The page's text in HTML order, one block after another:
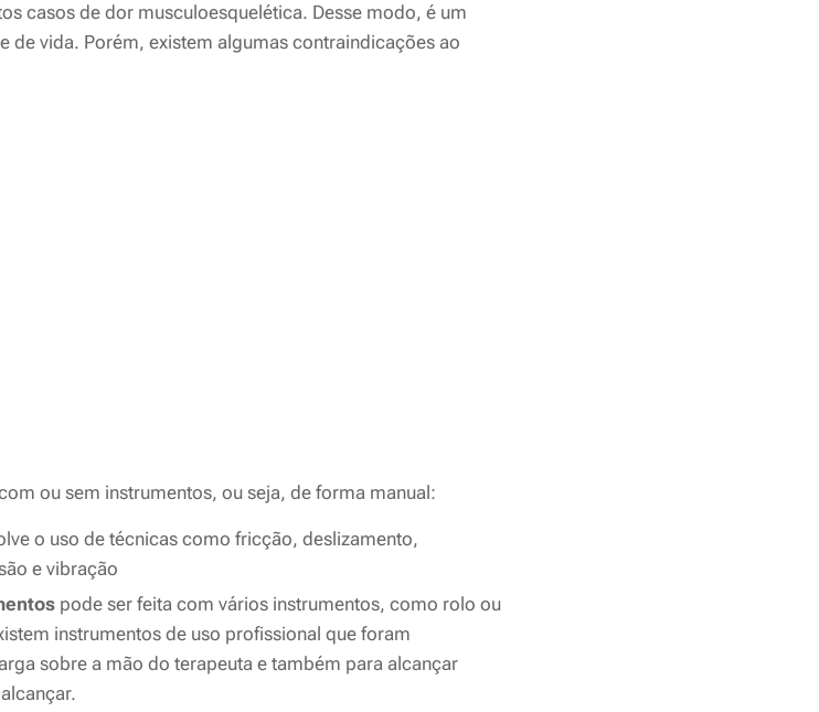
casos de dor musculoesquelética. Desse modo, é um
de vida. Porém, existem algumas contraindicações ao
ou sem instrumentos, ou seja, de forma manual:
o uso de técnicas como fricção, deslizamento,
e vibração
pode ser feita com vários instrumentos, como rolo ou
instrumentos de uso profissional que foram
sobre a mão do terapeuta e também para alcançar